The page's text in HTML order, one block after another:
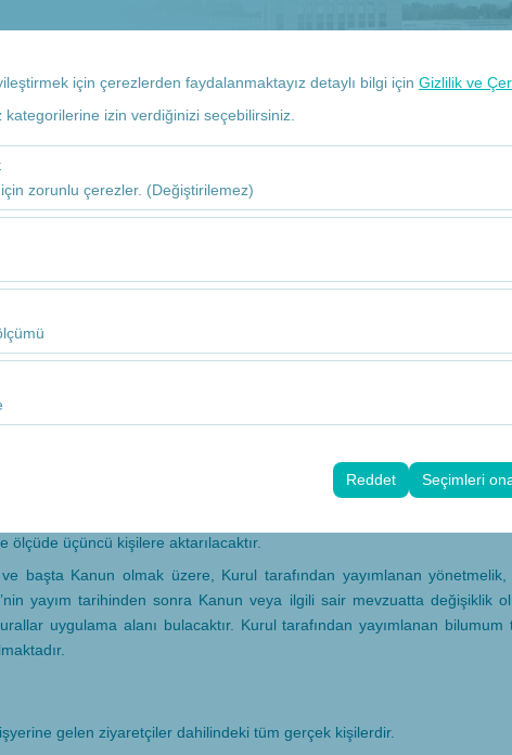
için çerezlerden faydalanmaktayız detaylı bilgi için Gizlilik ve
kategorilerine izin verdiğinizi seçebilirsiniz.
için zorunlu çerezler. (Değiştirilemez)
şekilde çalışması, güvenlik, oturum yönetimi ve temel işlevler için
nasıl kullanıldığını (ziyaretçi sayısı, en çok ziyaret edilen sayfalar,
Bu veriler, web sitesi performansını ölçmek ve kullanıcı deneyimini
uygun kişiselleştirilmiş reklamlar göstermemize ve reklam
tıklama oranı) ölçmemize olanak tanır.
ve sürekliliğini sağlamak amacıyla kullanılır.
Reddet Seçimleri
Alış Tarih
Car”) tarafından veri sorumlusu sıfatıyla, özel hayatın gizliliğinin
Kanun’a uygun olarak kaydedilecek, sınıflandırılacak,
üçüncü kişilere aktarılacaktır.
başta Kanun olmak üzere, Kurul tarafından yayımlanan
yayım tarihinden sonra Kanun veya ilgili sair mevzuatta değişiklik
uygulama alanı bulacaktır. Kurul tarafından yayımlanan
gelen ziyaretçiler dahilindeki tüm gerçek kişilerdir.